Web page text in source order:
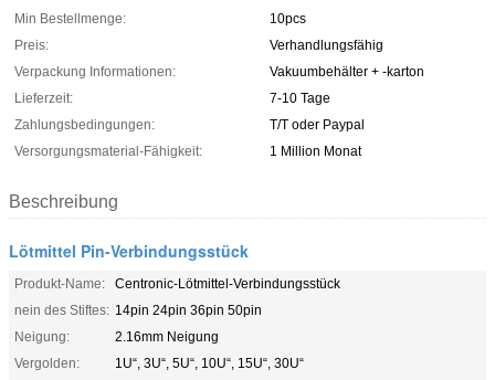
Min Bestellmenge:
10pcs
Preis:
Verhandlungsfähig
Verpackung Informationen:
Vakuumbehälter + -karton
Lieferzeit:
7-10 Tage
Zahlungsbedingungen:
T/T oder Paypal
Versorgungsmaterial-Fähigkeit:
1 Million Monat
Beschreibung
Lötmittel Pin-Verbindungsstück
Produkt-Name:
Centronic-Lötmittel-Verbindungsstück
nein des Stiftes: 14pin 24pin 36pin 50pin
Neigung:
2.16mm Neigung
Vergolden:
1U“, 3U“, 5U“, 10U“, 15U“, 30U“